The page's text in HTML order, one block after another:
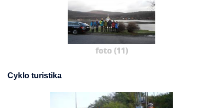
foto (11)
Cyklo turistika